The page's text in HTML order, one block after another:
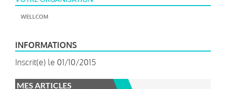
WELLCOM
INFORMATIONS
Inscrit(e) le 01/10/2015
MES ARTICLES